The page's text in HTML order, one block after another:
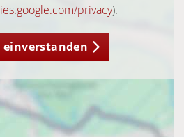
privacy).
einverstanden